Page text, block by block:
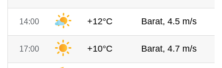
14:00 +12°C Barat, 4.5 m/s
17:00 +10°C Barat, 4.7 m/s